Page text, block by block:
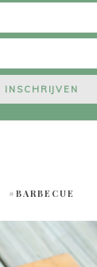
#BARBECUE